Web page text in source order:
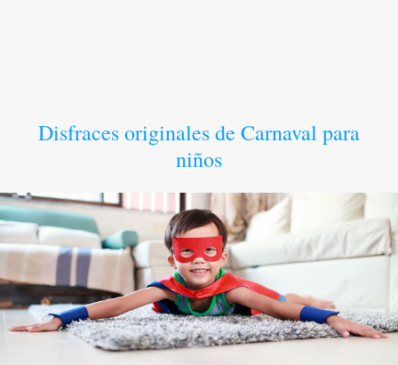
Disfraces originales de Carnaval para
niños